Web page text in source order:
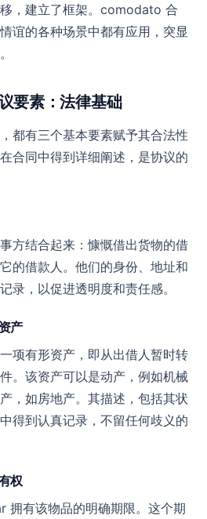
，建立了框架。comodato 合
谊的各种场景中都有应用，突显
要素：法律基础
都有三个基本要素赋予其合法性
合同中得到详细阐述，是协议的
方结合起来：慷慨借出货物的借
的借款人。他们的身份、地址和
录，以促进透明度和责任感。
产
项有形资产，即从出借人暂时转
。该资产可以是动产，例如机械
，如房地产。其描述，包括其状
得到认真记录，不留任何歧义的
权
拥有该物品的明确期限。这个期